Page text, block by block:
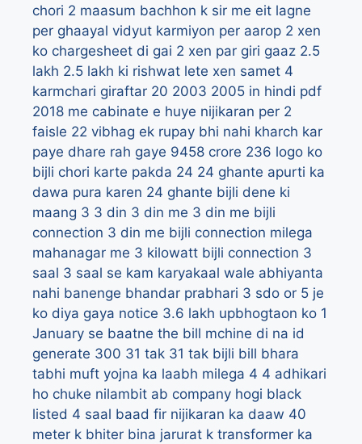
chori 2 maasum bachhon k sir me eit lagne
per ghaayal vidyut karmiyon per aarop 2 xen
ko chargesheet di gai 2 xen par giri gaaz 2.5
lakh 2.5 lakh ki rishwat lete xen samet 4
karmchari giraftar 20 2003 2005 in hindi pdf
2018 me cabinate e huye nijikaran per 2
faisle 22 vibhag ek rupay bhi nahi kharch kar
paye dhare rah gaye 9458 crore 236 logo ko
bijli chori karte pakda 24 24 ghante apurti ka
dawa pura karen 24 ghante bijli dene ki
maang 3 3 din 3 din me 3 din me bijli
connection 3 din me bijli connection milega
mahanagar me 3 kilowatt bijli connection 3
saal 3 saal se kam karyakaal wale abhiyanta
nahi banenge bhandar prabhari 3 sdo or 5 je
ko diya gaya notice 3.6 lakh upbhogtaon ko 1
January se baatne the bill mchine di na id
generate 300 31 tak 31 tak bijli bill bhara
tabhi muft yojna ka laabh milega 4 4 adhikari
ho chuke nilambit ab company hogi black
listed 4 saal baad fir nijikaran ka daaw 40
meter k bhiter bina jarurat k transformer ka